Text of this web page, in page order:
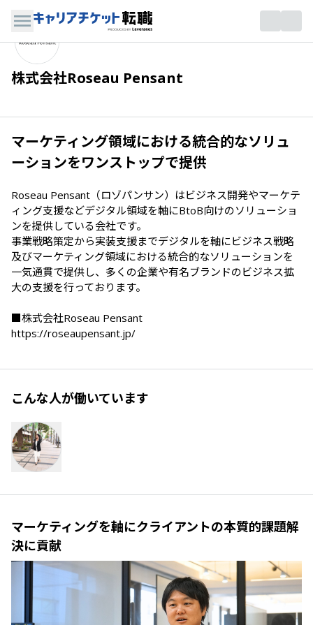
株式会社Roseau Pensant
マーケティング領域における統合的なソリュ
ーションをワンストップで提供
Roseau Pensant（ロゾパンサン）はビジネス開発やマーケテ
ィング支援などデジタル領域を軸にBtoB向けのソリューショ
ンを提供している会社です。
事業戦略策定から実装支援までデジタルを軸にビジネス戦略
及びマーケティング領域における統合的なソリューションを
一気通貫で提供し、多くの企業や有名ブランドのビジネス拡
大の支援を行っております。
■株式会社Roseau Pensant
https://roseaupensant.jp/
こんな人が働いています
マーケティングを軸にクライアントの本質的課題解
決に貢献